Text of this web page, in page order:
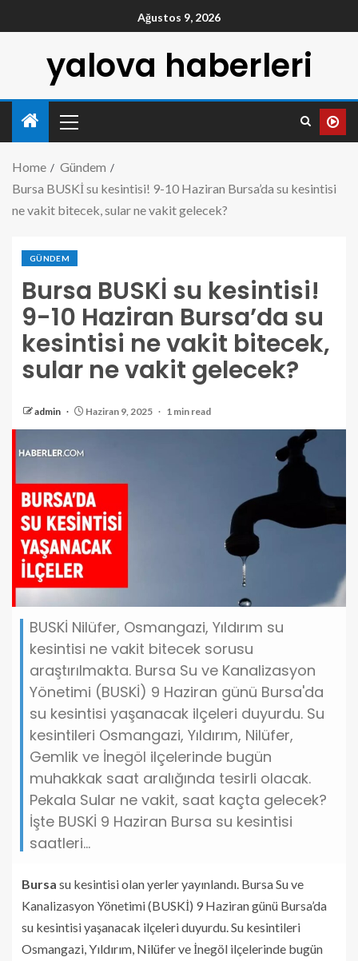
Ağustos 9, 2026
yalova haberleri
Home
Gündem
Bursa BUSKİ su kesintisi! 9-10 Haziran Bursa’da su kesintisi
ne vakit bitecek, sular ne vakit gelecek?
GÜNDEM
Bursa BUSKİ su kesintisi!
9-10 Haziran Bursa’da su
kesintisi ne vakit bitecek,
sular ne vakit gelecek?
admin Haziran 9, 2025 1 min read
BUSKİ Nilüfer, Osmangazi, Yıldırım su
kesintisi ne vakit bitecek sorusu
araştırılmakta. Bursa Su ve Kanalizasyon
Yönetimi (BUSKİ) 9 Haziran günü Bursa'da
su kesintisi yaşanacak ilçeleri duyurdu. Su
kesintileri Osmangazi, Yıldırım, Nilüfer,
Gemlik ve İnegöl ilçelerinde bugün
muhakkak saat aralığında tesirli olacak.
Pekala Sular ne vakit, saat kaçta gelecek?
İşte BUSKİ 9 Haziran Bursa su kesintisi
saatleri...
Bursa su kesintisi olan yerler yayınlandı. Bursa Su ve
Kanalizasyon Yönetimi (BUSKİ) 9 Haziran günü Bursa’da
su kesintisi yaşanacak ilçeleri duyurdu. Su kesintileri
Osmangazi, Yıldırım, Nilüfer ve İnegöl ilçelerinde bugün